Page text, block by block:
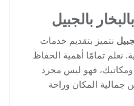
بالجبيل
نتميز بتقديم خدمات
نعلم تمامًا أهمية الحفاظ
فهو ليس مجرد
المكان وراحة